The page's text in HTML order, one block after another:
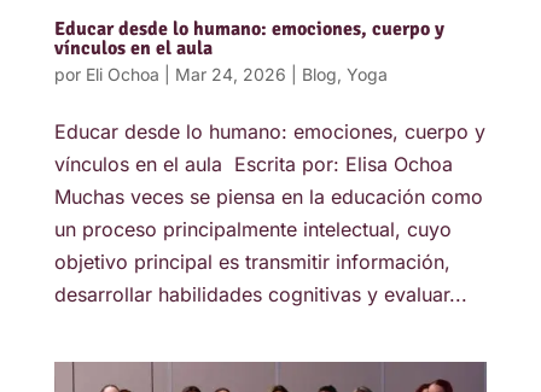
Educar desde lo humano: emociones, cuerpo y
vínculos en el aula
por Eli Ochoa Mar 24, 2026 Blog, Yoga
Educar desde lo humano: emociones, cuerpo y
vínculos en el aula Escrita por: Elisa Ochoa
Muchas veces se piensa en la educación como
un proceso principalmente intelectual, cuyo
objetivo principal es transmitir información,
desarrollar habilidades cognitivas y evaluar...